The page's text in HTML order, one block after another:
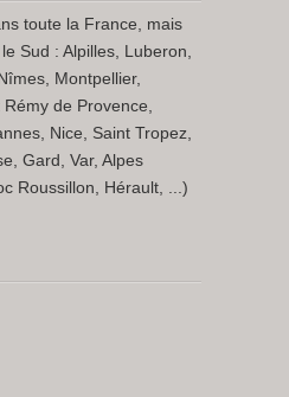
toute la France, mais
Sud : Alpilles, Luberon,
Montpellier,
de Provence,
Nice, Saint Tropez,
Gard, Var, Alpes
Roussillon, Hérault, ...)